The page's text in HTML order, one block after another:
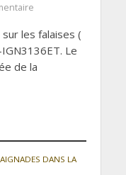
les falaises (
Le
de la
DANS LA